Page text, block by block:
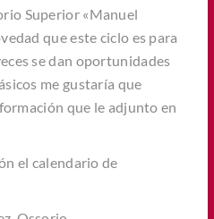
Superior «Manuel
que este ciclo es para
se dan oportunidades
me gustaría que
que le adjunto en
el calendario de